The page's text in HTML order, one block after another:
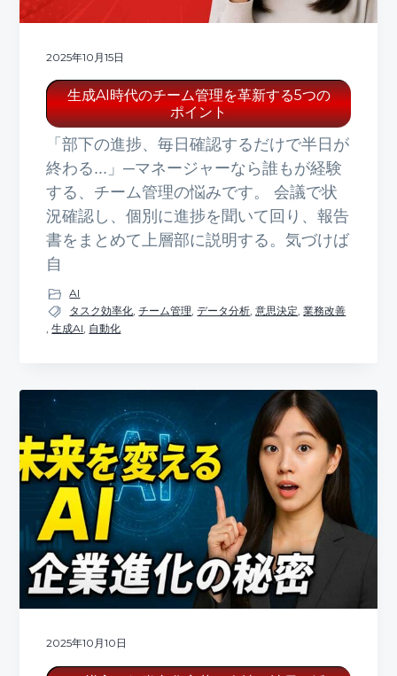
2025年10月15日
生成AI時代のチーム管理を革新する5つの
ポイント
「部下の進捗、毎日確認するだけで半日が
終わる...」─マネージャーなら誰もが経験
する、チーム管理の悩みです。 会議で状
況確認し、個別に進捗を聞いて回り、報告
書をまとめて上層部に説明する。気づけば
自
AI
タスク効率化,チーム管理,データ分析,意思決定,業務改善
,生成AI, 自動化
2025年10月10日